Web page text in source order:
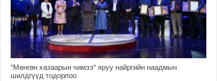
“Мөнгөн хазаарын чимээ“ яруу найргийн наадмын
шилдгүүд тодорлоо